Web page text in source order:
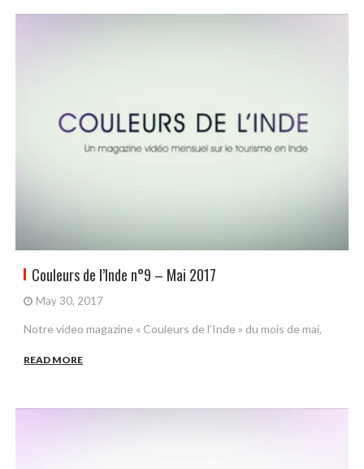
Couleurs de l’Inde n°9 – Mai 2017
May 30, 2017
Notre video magazine « Couleurs de l’Inde » du mois de mai,
READ MORE